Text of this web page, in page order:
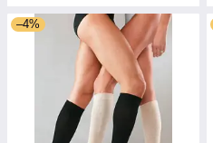
–4%